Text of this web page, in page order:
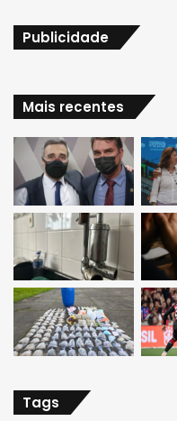
Publicidade
Mais recentes
Tags